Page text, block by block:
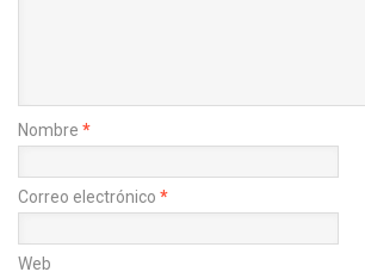
Nombre *
Correo electrónico *
Web